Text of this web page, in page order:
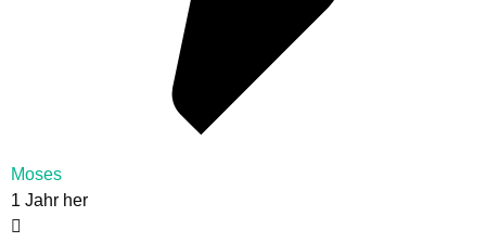
Moses
1 Jahr her